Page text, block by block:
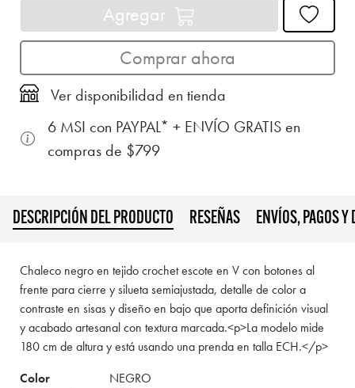
Agregar
Comprar ahora
Ver disponibilidad en tienda
6 MSI con PAYPAL* + ENVÍO GRATIS en
compras de $799
DESCRIPCIÓN DEL PRODUCTO RESEÑAS ENVÍOS, PAGOS Y
Chaleco negro en tejido crochet escote en V con botones al
frente para cierre y silueta semiajustada, detalle de color a
contraste en sisas y diseño en bajo que aporta definición visual
y acabado artesanal con textura marcada.<p>La modelo mide
180 cm de altura y está usando una prenda en talla ECH.</p>
Color
NEGRO